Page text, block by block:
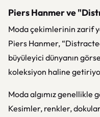
Piers Hanmer ve
Moda çekimlerinin zarif
Piers Hanmer,
büyüleyici dünyanın
koleksiyon haline
Moda algımız genellikle
Kesimler, renkler,